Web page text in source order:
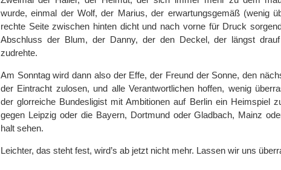
wurde, einmal der Wolf, der Marius, der erwartungsgemäß (wenig
rechte Seite zwischen hinten dicht und nach vorne für Druck
Abschluss der Blum, der Danny, der den Deckel, der längst
zudrehte.
Am Sonntag wird dann also der Effe, der Freund der Sonne, den
der Eintracht zulosen, und alle Verantwortlichen hoffen, wenig
der glorreiche Bundesligist mit Ambitionen auf Berlin ein Heimspiel
gegen Leipzig oder die Bayern, Dortmund oder Gladbach, Mainz
halt sehen.
Leichter, das steht fest, wird’s ab jetzt nicht mehr. Lassen wir uns